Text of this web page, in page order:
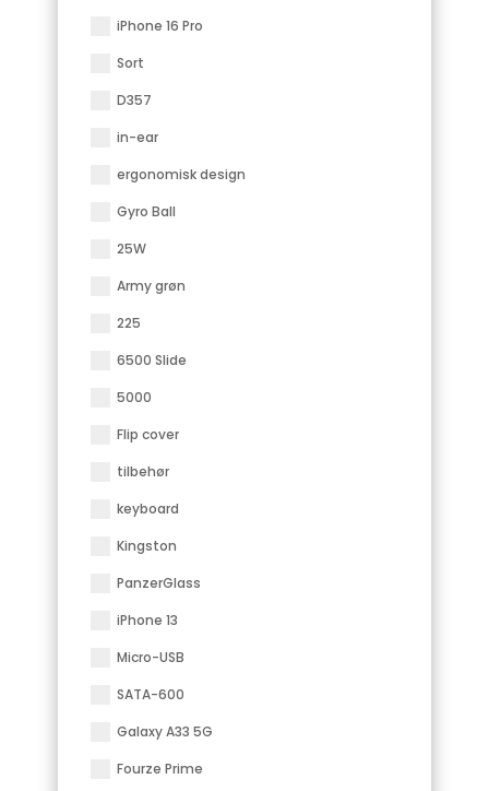
iPhone 16 Pro
Sort
D357
in-ear
ergonomisk design
Gyro Ball
25W
Army grøn
225
6500 Slide
5000
Flip cover
tilbehør
keyboard
Kingston
PanzerGlass
iPhone 13
Micro-USB
SATA-600
Galaxy A33 5G
Fourze Prime